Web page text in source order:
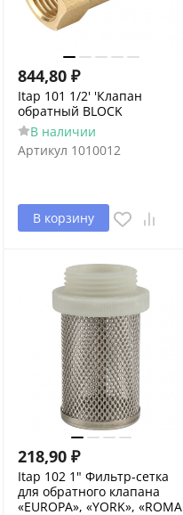
844,80 ₽
Itap 101 1/2' 'Клапан
обратный BLOCK
В наличии
Артикул 1010012
В корзину
218,90 ₽
Itap 102 1" Фильтр-сетка
для обратного клапана
«EUROPA», «YORK», «ROMA